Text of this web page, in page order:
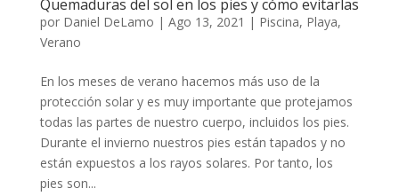
Quemaduras del sol en los pies y cómo evitarlas
por Daniel DeLamo | Ago 13, 2021 | Piscina, Playa,
Verano
En los meses de verano hacemos más uso de la
protección solar y es muy importante que protejamos
todas las partes de nuestro cuerpo, incluidos los pies.
Durante el invierno nuestros pies están tapados y no
están expuestos a los rayos solares. Por tanto, los
pies son...